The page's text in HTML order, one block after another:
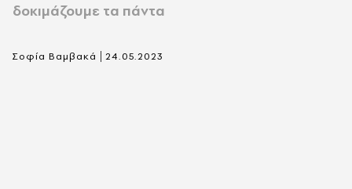
δοκιμάζουμε τα πάντα
Σοφία Βαμβακά | 24.05.2023